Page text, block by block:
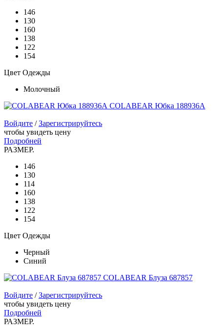
146
130
160
138
122
154
Цвет Одежды
Молочный
COLABEAR Юбка 188936A
Войдите /Зарегистрируйтесь
чтобы увидеть цену
Подробней
РАЗМЕР.
146
130
114
160
138
122
154
Цвет Одежды
Черный
Синий
COLABEAR Блуза 687857
Войдите /Зарегистрируйтесь
чтобы увидеть цену
Подробней
РАЗМЕР.